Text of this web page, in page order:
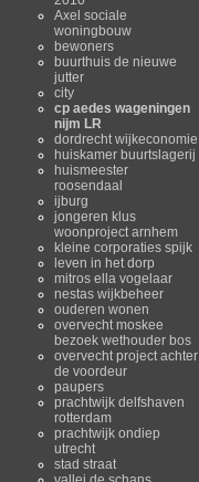
Axel sociale
woningbouw
bewoners
buurthuis de nieuwe
jutter
city
cp aedes wageningen
nijm LR
dordrecht wijkeconomie
huiskamer buurtslagerij
huismeester
roosendaal
ijburg
jongeren klus
woonproject arnhem
kleine corporaties spijk
leven in het dorp
mitros ella vogelaar
nestas wijkbeheer
ouderen wonen
overvecht moskee
bezoek wethouder bos
overvecht project achter
de voordeur
paupers
prachtwijk delfshaven
rotterdam
prachtwijk ondiep
utrecht
stad straat